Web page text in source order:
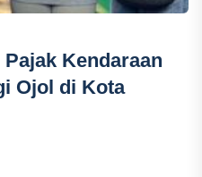
Kendaraan
Ojol di Kota